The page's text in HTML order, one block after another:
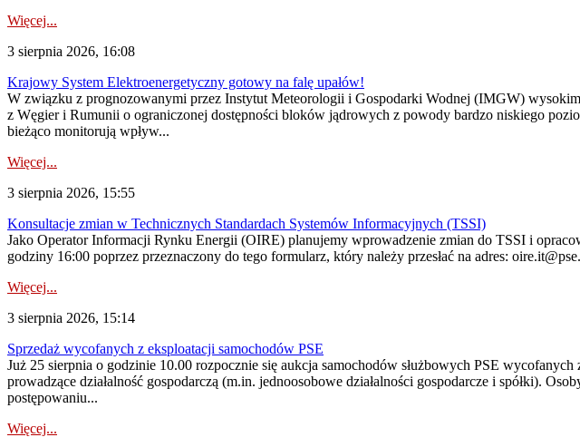
Więcej...
3 sierpnia 2026, 16:08
Krajowy System Elektroenergetyczny gotowy na falę upałów!
W związku z prognozowanymi przez Instytut Meteorologii i Gospodarki Wodnej (IMGW)
z Węgier i Rumunii o ograniczonej dostępności bloków jądrowych z powody bardzo niskiego
bieżąco monitorują wpływ...
Więcej...
3 sierpnia 2026, 15:55
Konsultacje zmian w Technicznych Standardach Systemów Informacyjnych (TSSI)
Jako Operator Informacji Rynku Energii (OIRE) planujemy wprowadzenie zmian do TSSI i
godziny 16:00 poprzez przeznaczony do tego formularz, który należy przesłać na adres:
Więcej...
3 sierpnia 2026, 15:14
Sprzedaż wycofanych z eksploatacji samochodów PSE
Już 25 sierpnia o godzinie 10.00 rozpocznie się aukcja samochodów służbowych PSE
prowadzące działalność gospodarczą (m.in. jednoosobowe działalności gospodarcze i spółki).
postępowaniu...
Więcej...